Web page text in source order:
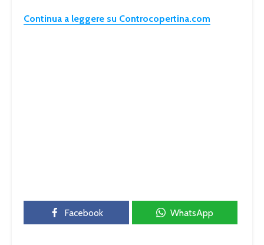
Continua a leggere su Controcopertina.com
Facebook WhatsApp